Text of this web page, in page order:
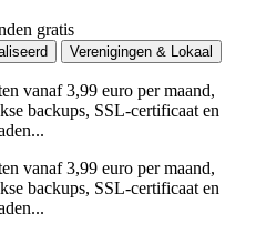
gratis
Verenigingen & Lokaal
vanaf 3,99 euro per maand,
backups, SSL-certificaat en
vanaf 3,99 euro per maand,
backups, SSL-certificaat en